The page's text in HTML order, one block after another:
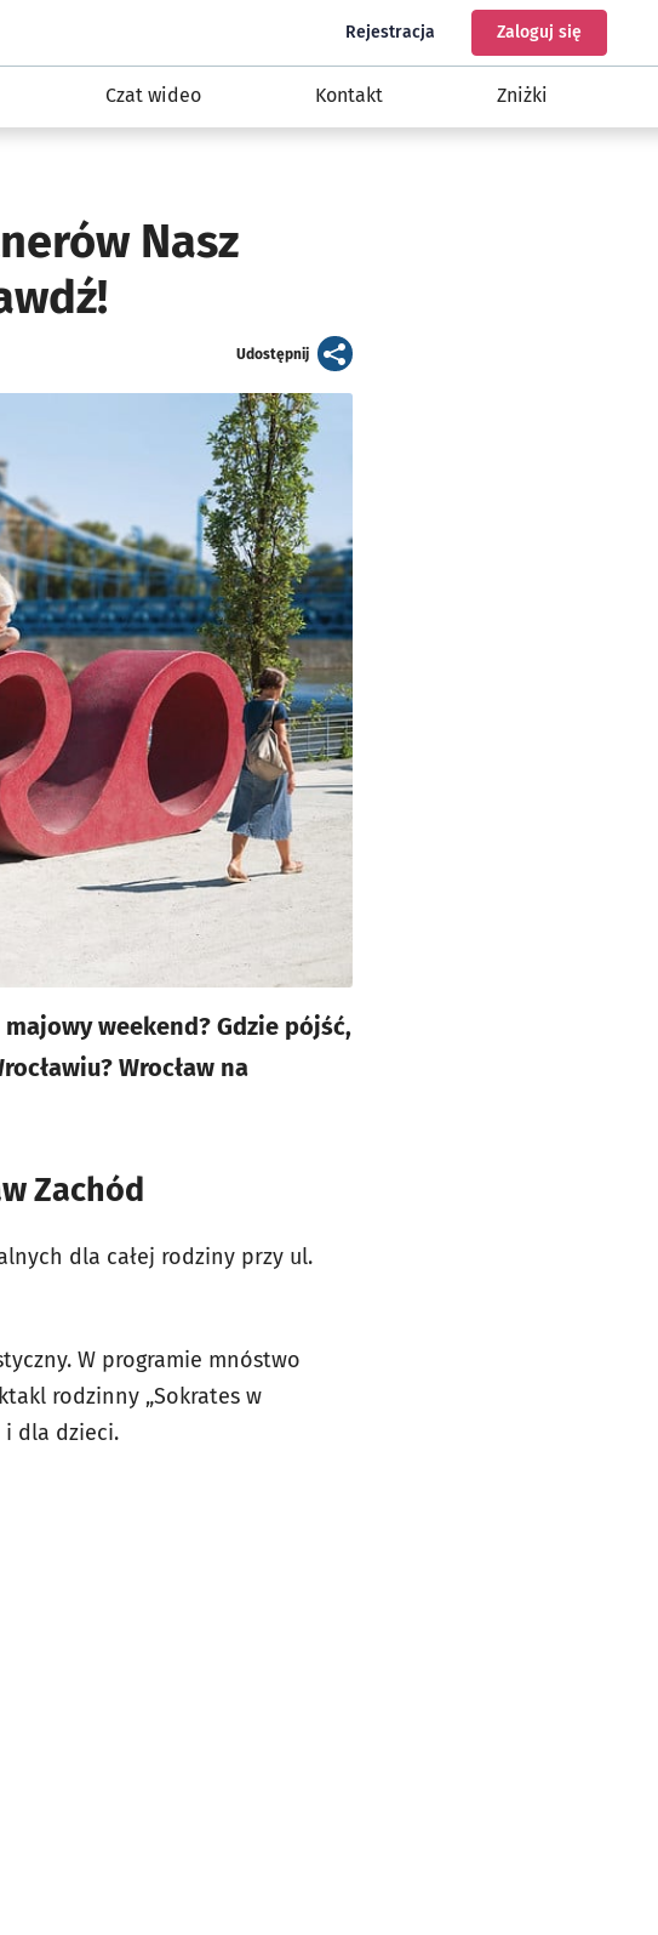
Rejestracja do programu Nasz Wrocław
Zaloguj siędo konta
Czat wideo Kontakt Zniżki
Nasz
Udostępnijartykuł
weekend? Gdzie pójść,
Wrocław na
Zachód
dla całej rodziny przy ul.
W programie mnóstwo
rodzinny „Sokrates w
i dla dzieci.